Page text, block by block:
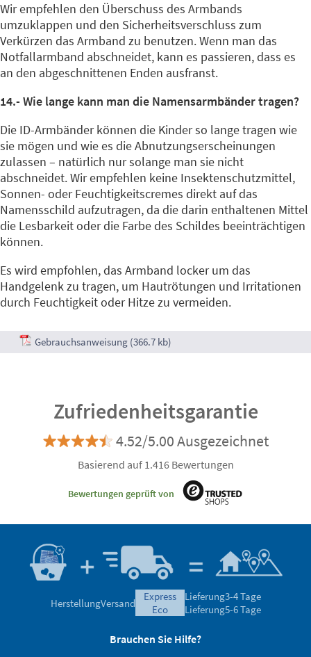
Wir empfehlen den Überschuss des Armbands
umzuklappen und den Sicherheitsverschluss zum
Verkürzen das Armband zu benutzen. Wenn man das
Notfallarmband abschneidet, kann es passieren, dass es
an den abgeschnittenen Enden ausfranst.
14.- Wie lange kann man die Namensarmbänder tragen?
Die ID-Armbänder können die Kinder so lange tragen wie
sie mögen und wie es die Abnutzungserscheinungen
zulassen – natürlich nur solange man sie nicht
abschneidet. Wir empfehlen keine Insektenschutzmittel,
Sonnen- oder Feuchtigkeitscremes direkt auf das
Namensschild aufzutragen, da die darin enthaltenen Mittel
die Lesbarkeit oder die Farbe des Schildes beeinträchtigen
können.
Es wird empfohlen, das Armband locker um das
Handgelenk zu tragen, um Hautrötungen und Irritationen
durch Feuchtigkeit oder Hitze zu vermeiden.
Gebrauchsanweisung (366.7 kb)
Zufriedenheitsgarantie
4.52/5.00 Ausgezeichnet
Basierend auf 1.416 Bewertungen
Bewertungen geprüft von
HerstellungVersand
express
eco
Lieferung3-4 Tage
Lieferung5-6 Tage
Brauchen Sie Hilfe?